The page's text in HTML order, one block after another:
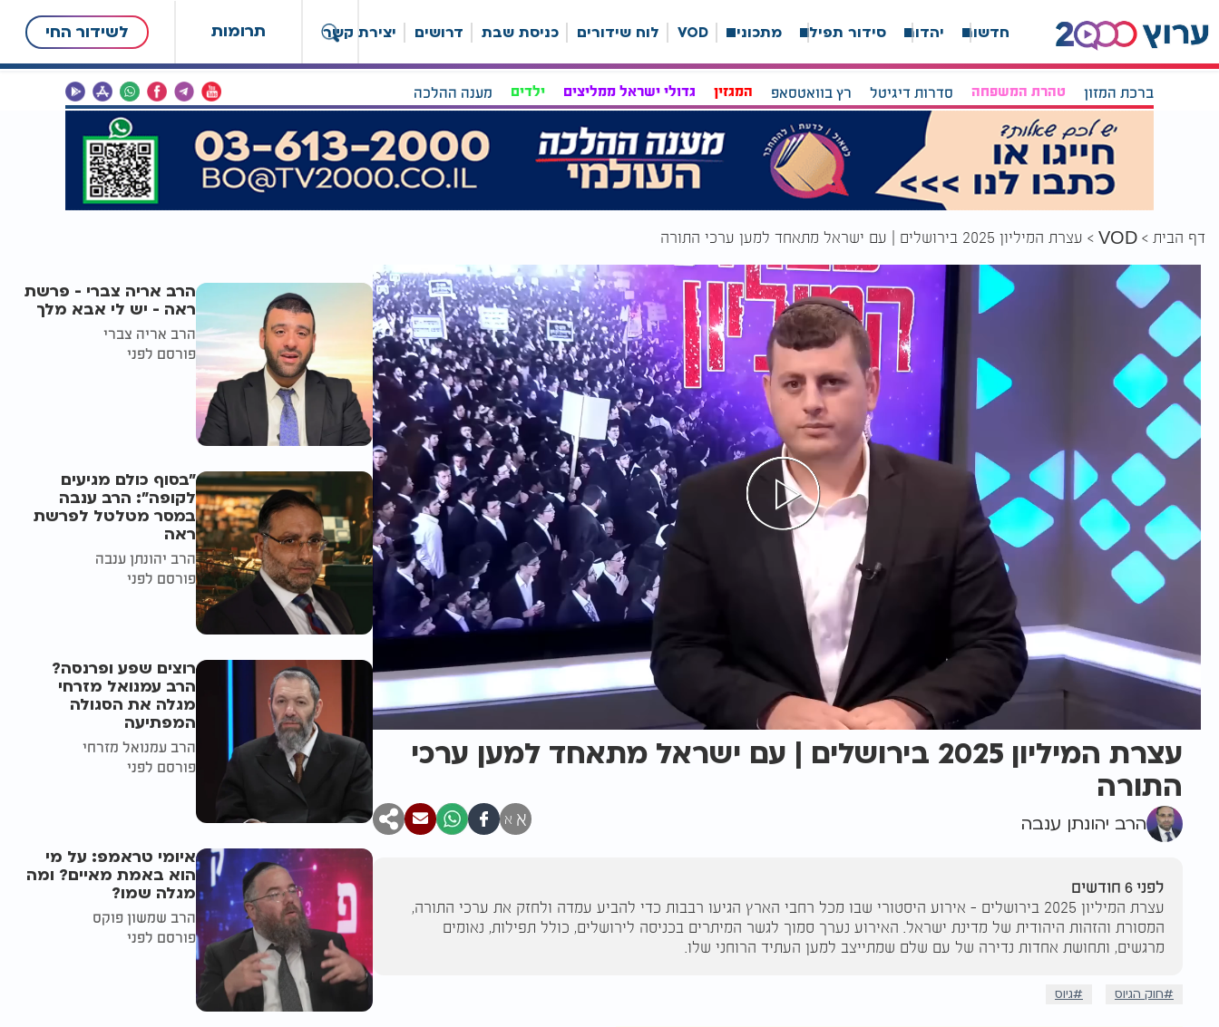
תרומות לשידור החי חדשות יהדות סידור תפילה מתכונים VOD לוח שידורים כניסת שבת דרושים יצירת קשר
ברכת המזון טהרת המשפחה סדרות דיגיטל רץ בוואטסאפ המגזין גדולי ישראל ממליצים ילדים מענה ההלכה
דף הבית VOD עצרת המיליון 2025 בירושלים | עם ישראל מתאחד למען ערכי התורה
עצרת המיליון 2025 בירושלים | עם ישראל מתאחד למען ערכי
התורה
הרב יהונתן ענבה א א
לפני 6 חודשים
עצרת המיליון 2025 בירושלים - אירוע היסטורי שבו מכל רחבי הארץ הגיעו רבבות כדי להביע עמדה ולחזק את ערכי התורה,
המסורת והזהות היהודית של מדינת ישראל. האירוע נערך סמוך לגשר המיתרים בכניסה לירושלים, כולל תפילות, נאומים
מרגשים, ותחושת אחדות נדירה של עם שלם שמתייצב למען העתיד הרוחני שלו.
חוק הגיוס גיוס
הרב אריה צברי - פרשת
ראה - יש לי אבא מלך
הרב אריה צברי
פורסם לפני
"בסוף כולם מגיעים
לקופה": הרב ענבה
במסר מטלטל לפרשת
ראה
הרב יהונתן ענבה
פורסם לפני
רוצים שפע ופרנסה?
הרב עמנואל מזרחי
מגלה את הסגולה
המפתיעה
הרב עמנואל מזרחי
פורסם לפני
איומי טראמפ: על מי
הוא באמת מאיים? ומה
מגלה שמו?
הרב שמשון פוקס
פורסם לפני